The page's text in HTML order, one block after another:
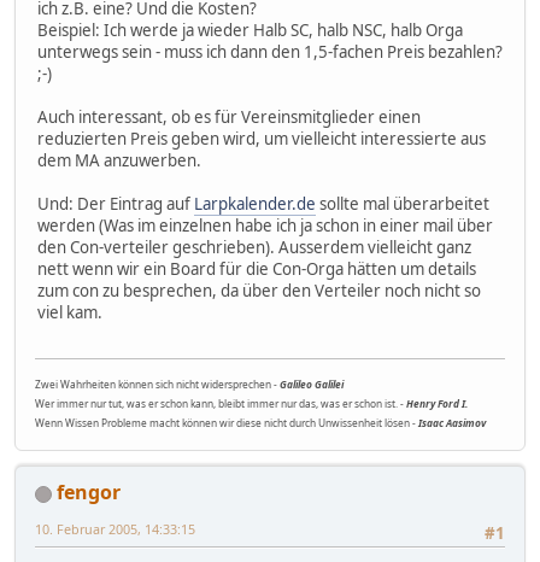
ich z.B. eine? Und die Kosten?
Beispiel: Ich werde ja wieder Halb SC, halb NSC, halb Orga
unterwegs sein - muss ich dann den 1,5-fachen Preis bezahlen?
;-)
Auch interessant, ob es für Vereinsmitglieder einen
reduzierten Preis geben wird, um vielleicht interessierte aus
dem MA anzuwerben.
Und: Der Eintrag auf Larpkalender.de sollte mal überarbeitet
werden (Was im einzelnen habe ich ja schon in einer mail über
den Con-verteiler geschrieben). Ausserdem vielleicht ganz
nett wenn wir ein Board für die Con-Orga hätten um details
zum con zu besprechen, da über den Verteiler noch nicht so
viel kam.
Zwei Wahrheiten können sich nicht widersprechen -Galileo Galilei
Wer immer nur tut, was er schon kann, bleibt immer nur das, was er schon ist. -Henry Ford I.
Wenn Wissen Probleme macht können wir diese nicht durch Unwissenheit lösen -Isaac Aasimov
fengor
#1
10. Februar 2005, 14:33:15